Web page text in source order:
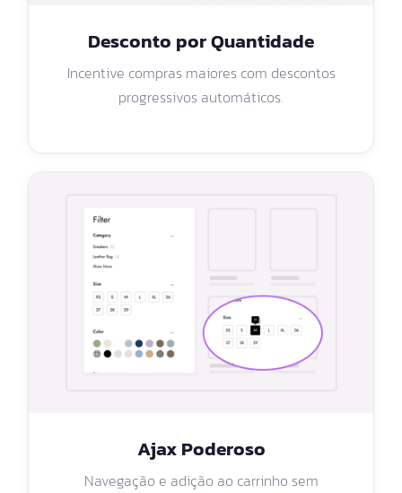
Desconto por Quantidade
Incentive compras maiores com descontos
progressivos automáticos.
Ajax Poderoso
Navegação e adição ao carrinho sem